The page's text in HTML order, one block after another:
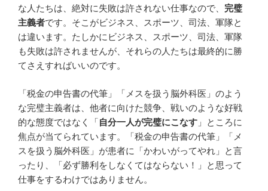
な人たちは、絶対に失敗は許されない仕事なので、 完璧
主義者です。そこがビジネス、スポーツ、司法、軍隊と
は違います。たしかにビジネス、スポーツ、司法、軍隊
も失敗は許されませんが、それらの人たちは最終的に勝
てさえすればいいのです。
「税金の申告書の代筆」「メスを扱う脳外科医」のよう
な完璧主義者は、他者に向けた競争、戦いのような好戦
的な態度ではなく「自分一人が完璧にこなす 」ところに
焦点が当てられています。「税金の申告書の代筆」「メ
スを扱う脳外科医」が患者に「かわいがってやれ」と言
ったり、「必ず勝利をしなくてはならない！」と思って
仕事をするわけではありません。